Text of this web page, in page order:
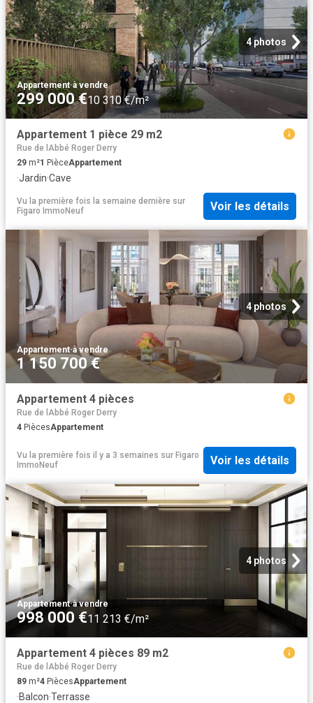
4 photos
Appartement·à vendre
299 000 €10 310 €/m²
Appartement 1 pièce 29 m2
Rue de lAbbé Roger Derry
29 m²1 PièceAppartement
·Jardin·Cave
Vu la première fois la semaine dernière sur
Figaro ImmoNeuf
Voir les détails
4 photos
Appartement·à vendre
1 150 700 €
Appartement 4 pièces
Rue de lAbbé Roger Derry
4 PiècesAppartement
Vu la première fois il y a 3 semaines sur Figaro
ImmoNeuf
Voir les détails
4 photos
Appartement·à vendre
998 000 €11 213 €/m²
Appartement 4 pièces 89 m2
Rue de lAbbé Roger Derry
89 m²4 PiècesAppartement
·Balcon·Terrasse